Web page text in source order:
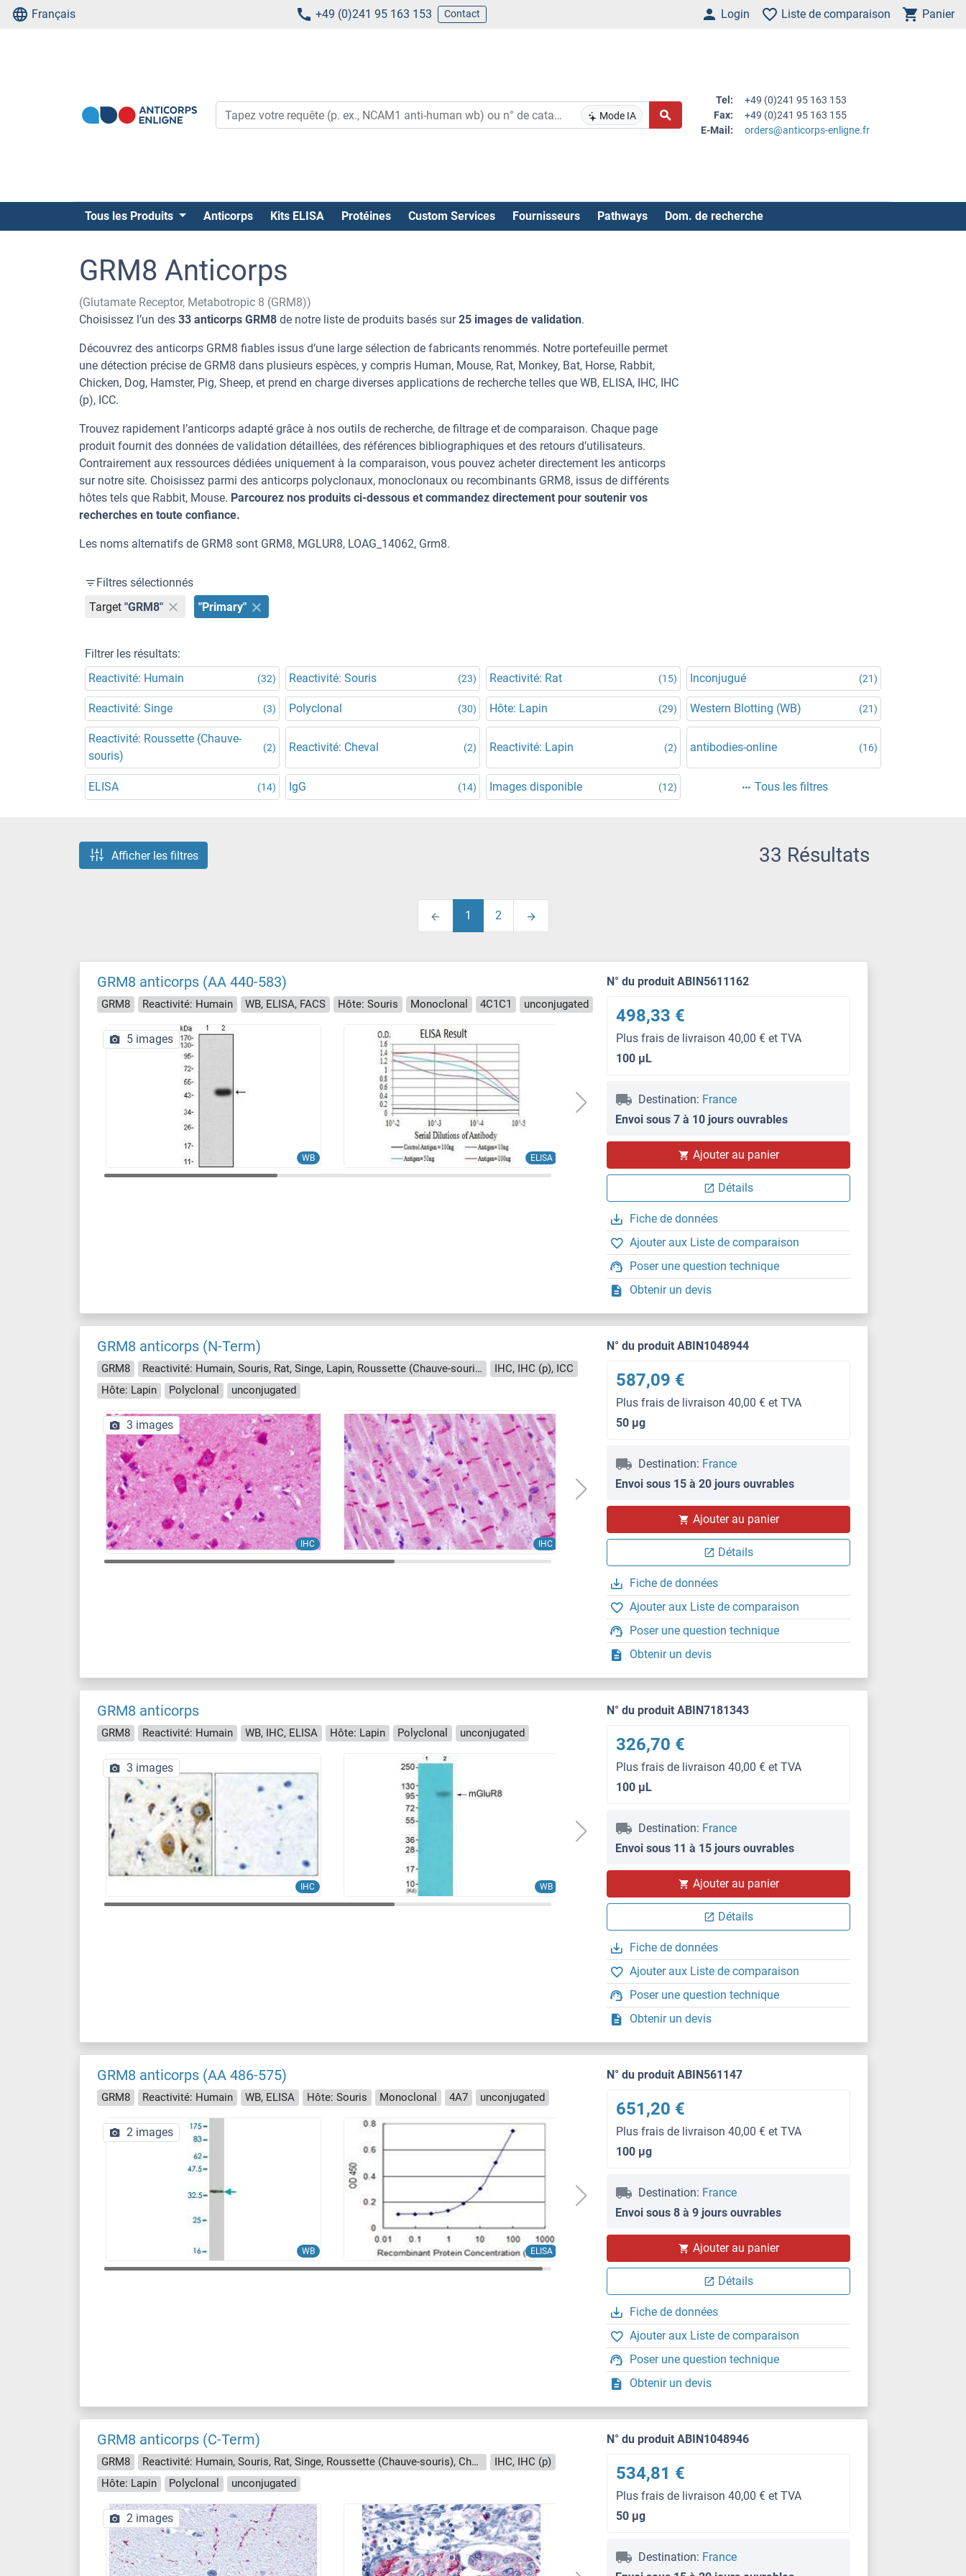
Français +49 (0)241 95 163 153 Contact Login Liste de comparaison Panier
Mode IA
Tel:
+49 (0)241 95 163 153
Fax:
+49 (0)241 95 163 155
E-Mail:
orders@anticorps-enligne.fr
Tous les Produits Anticorps Kits ELISA Protéines Custom Services Fournisseurs Pathways Dom. de recherche
GRM8 Anticorps
(Glutamate Receptor, Metabotropic 8 (GRM8))
Choisissez l’un des 33 anticorps GRM8 de notre liste de produits basés sur25 images de validation.
Découvrez des anticorps GRM8 fiables issus d’une large sélection de fabricants renommés. Notre portefeuille permet
une détection précise de GRM8 dans plusieurs espèces, y compris Human, Mouse, Rat, Monkey, Bat, Horse, Rabbit,
Chicken, Dog, Hamster, Pig, Sheep, et prend en charge diverses applications de recherche telles que WB, ELISA, IHC, IHC
(p), ICC.
Trouvez rapidement l’anticorps adapté grâce à nos outils de recherche, de filtrage et de comparaison. Chaque page
produit fournit des données de validation détaillées, des références bibliographiques et des retours d’utilisateurs.
Contrairement aux ressources dédiées uniquement à la comparaison, vous pouvez acheter directement les anticorps
sur notre site. Choisissez parmi des anticorps polyclonaux, monoclonaux ou recombinants GRM8, issus de différents
hôtes tels que Rabbit, Mouse. Parcourez nos produits ci-dessous et commandez directement pour soutenir vos
recherches en toute confiance.
Les noms alternatifs de GRM8 sont GRM8, MGLUR8, LOAG_14062, Grm8.
Filtres sélectionnés
Target "GRM8" "Primary"
Filtrer les résultats:
Reactivité: Humain
(32) Reactivité: Souris (23) Reactivité: Rat (15) Inconjugué (21)
Reactivité: Singe (3) Polyclonal (30) Hôte: Lapin (29) Western Blotting (WB) (21)
Reactivité: Roussette (Chauve-
souris)
(2) Reactivité: Cheval (2) Reactivité: Lapin (2) antibodies-online (16)
ELISA (14) IgG (14) Images disponible (12) Tous les filtres
Afficher les filtres 33 Résultats
1 2
GRM8 anticorps (AA 440-583)
GRM8 Reactivité: Humain WB, ELISA, FACS Hôte: Souris Monoclonal 4C1C1 unconjugated
WB ELISA
WB
5 images
N° du produit ABIN5611162
498,33 €
Plus frais de livraison 40,00 € et TVA
100 μL
Destination: France
Envoi sous 7 à 10 jours ouvrables
Ajouter au panier
Détails
Fiche de données
Ajouter aux Liste de comparaison
Poser une question technique
Obtenir un devis
GRM8 anticorps (N-Term)
GRM8 Reactivité: Humain, Souris, Rat, Singe, Lapin, Roussette (Chauve-souris), Cheval, Poulet, Chien, Hamster, Mouton
IHC, IHC (p), ICC
Hôte: Lapin
Polyclonal unconjugated
IHC IHC
IHC
3 images
N° du produit ABIN1048944
587,09 €
Plus frais de livraison 40,00 € et TVA
50 μg
Destination: France
Envoi sous 15 à 20 jours ouvrables
Ajouter au panier
Détails
Fiche de données
Ajouter aux Liste de comparaison
Poser une question technique
Obtenir un devis
GRM8 anticorps
GRM8 Reactivité: Humain WB, IHC, ELISA Hôte: Lapin Polyclonal unconjugated
IHC WB
WB
3 images
N° du produit ABIN7181343
326,70 €
Plus frais de livraison 40,00 € et TVA
100 μL
Destination: France
Envoi sous 11 à 15 jours ouvrables
Ajouter au panier
Détails
Fiche de données
Ajouter aux Liste de comparaison
Poser une question technique
Obtenir un devis
GRM8 anticorps (AA 486-575)
GRM8 Reactivité: Humain WB, ELISA Hôte: Souris Monoclonal 4A7 unconjugated
WB ELISA
2 images
N° du produit ABIN561147
651,20 €
Plus frais de livraison 40,00 € et TVA
100 μg
Destination: France
Envoi sous 8 à 9 jours ouvrables
Ajouter au panier
Détails
Fiche de données
Ajouter aux Liste de comparaison
Poser une question technique
Obtenir un devis
GRM8 anticorps (C-Term)
GRM8 Reactivité: Humain, Souris, Rat, Singe, Roussette (Chauve-souris), Cheval
IHC, IHC (p)
Hôte: Lapin
Polyclonal unconjugated
2 images
N° du produit ABIN1048946
534,81 €
Plus frais de livraison 40,00 € et TVA
50 μg
Destination: France